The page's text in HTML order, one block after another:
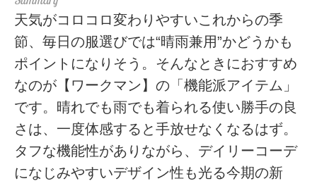
天気がコロコロ変わりやすいこれからの季
節、毎日の服選びでは“晴雨兼用”かどうかも
ポイントになりそう。そんなときにおすすめ
なのが【ワークマン】の「機能派アイテム」
です。晴れでも雨でも着られる使い勝手の良
さは、一度体感すると手放せなくなるはず。
タフな機能性がありながら、デイリーコーデ
になじみやすいデザイン性も光る今期の新